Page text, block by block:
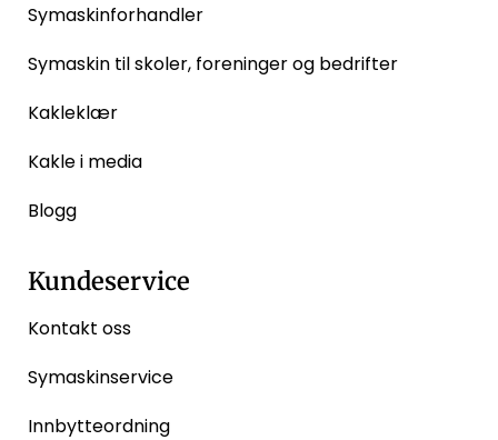
Symaskinforhandler
Symaskin til skoler, foreninger og bedrifter
Kakleklær
Kakle i media
Blogg
Kundeservice
Kontakt oss
Symaskinservice
Innbytteordning